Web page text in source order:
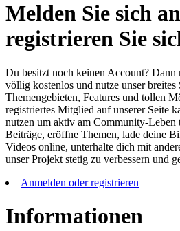
Melden Sie sich
registrieren Sie
Du besitzt noch keinen Account? Dann
völlig kostenlos und nutze unser breites
Themengebieten, Features und tollen
registriertes Mitglied auf unserer Seite
nutzen um aktiv am Community-Leben
Beiträge, eröffne Themen, lade deine
Videos online, unterhalte dich mit
unser Projekt stetig zu verbessern und
Anmelden oder registrieren
Informationen